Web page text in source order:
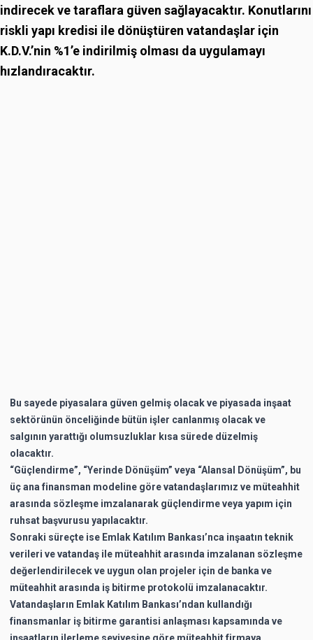
indirecek ve taraflara güven sağlayacaktır. Konutlarını
riskli yapı kredisi ile dönüştüren vatandaşlar için
K.D.V.’nin %1’e indirilmiş olması da uygulamayı
hızlandıracaktır.
Bu sayede piyasalara güven gelmiş olacak ve piyasada inşaat
sektörünün önceliğinde bütün işler canlanmış olacak ve
salgının yarattığı olumsuzluklar kısa sürede düzelmiş
olacaktır.
“Güçlendirme”, “Yerinde Dönüşüm” veya “Alansal Dönüşüm”, bu
üç ana finansman modeline göre vatandaşlarımız ve müteahhit
arasında sözleşme imzalanarak güçlendirme veya yapım için
ruhsat başvurusu yapılacaktır.
Sonraki süreçte ise Emlak Katılım Bankası’nca inşaatın teknik
verileri ve vatandaş ile müteahhit arasında imzalanan sözleşme
değerlendirilecek ve uygun olan projeler için de banka ve
müteahhit arasında iş bitirme protokolü imzalanacaktır.
Vatandaşların Emlak Katılım Bankası’ndan kullandığı
finansmanlar iş bitirme garantisi anlaşması kapsamında ve
inşaatların ilerleme seviyesine göre müteahhit firmaya